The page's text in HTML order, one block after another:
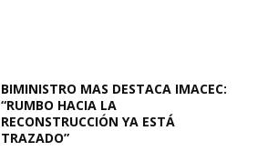
BIMINISTRO MAS DESTACA IMACEC:
“RUMBO HACIA LA
RECONSTRUCCIÓN YA ESTÁ
TRAZADO”